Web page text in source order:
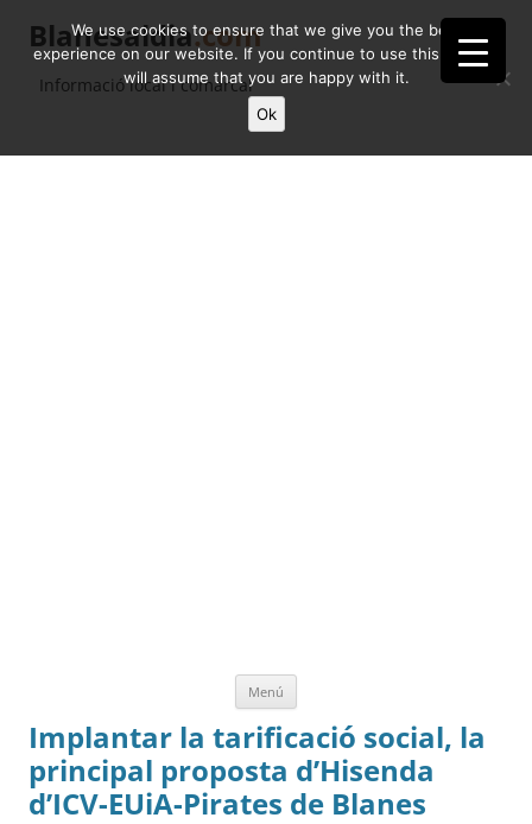
Blanesaldia.com
Informació local i comarcal
Menú
Implantar la tarificació social, la
principal proposta d’Hisenda
d’ICV-EUiA-Pirates de Blanes
We use cookies to ensure that we give you the best
experience on our website. If you continue to use this site we
will assume that you are happy with it.
Ok